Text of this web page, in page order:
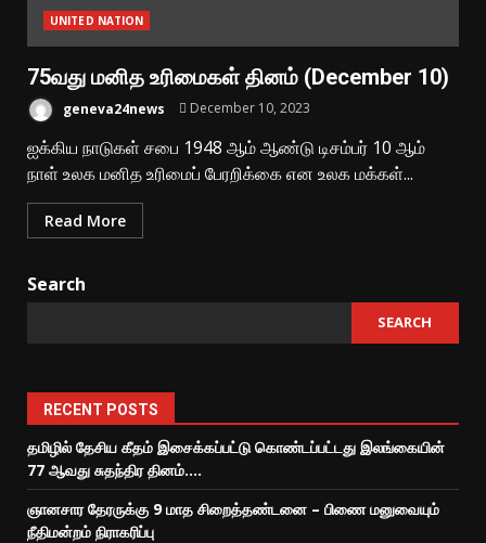
UNITED NATION
75வது மனித உரிமைகள் தினம் (December 10)
geneva24news December 10, 2023
ஐக்கிய நாடுகள் சபை 1948 ஆம் ஆண்டு டிசம்பர் 10 ஆம்
நாள் உலக மனித உரிமைப் பேரறிக்கை என உலக மக்கள்...
Read More
Search
SEARCH
RECENT POSTS
தமிழில் தேசிய கீதம் இசைக்கப்பட்டு கொண்டப்பட்டது இலங்கையின்
77 ஆவது சுதந்திர தினம்….
ஞானசார தேரருக்கு 9 மாத சிறைத்தண்டனை – பிணை மனுவையும்
நீதிமன்றம் நிராகரிப்பு